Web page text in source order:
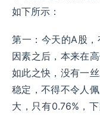
如下所示：
第一：今天的A股
因素之后，本来在
如此之快，没有一
稳定，不得不令人
大，只有0.76%，